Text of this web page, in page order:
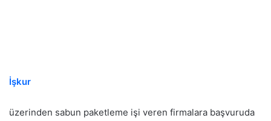
İşkur
üzerinden sabun paketleme işi veren firmalara başvuruda